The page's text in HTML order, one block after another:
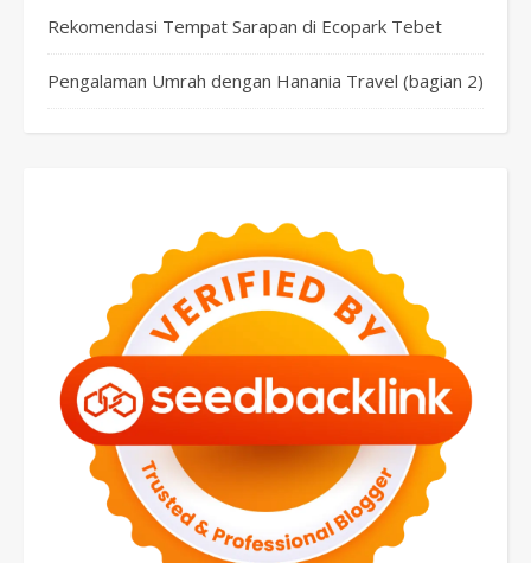
Rekomendasi Tempat Sarapan di Ecopark Tebet
Pengalaman Umrah dengan Hanania Travel (bagian 2)